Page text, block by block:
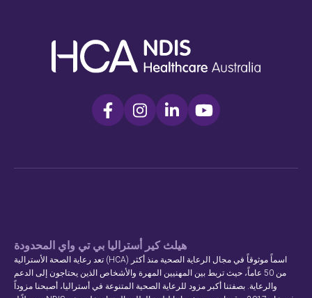
هيلث كير أستراليا بي تي واي المحدودة
تعد رعاية الصحة الأسترالية (HCA) اسماً موثوقاً في مجال الرعاية الصحية منذ أكثر
من 50 عاماً، حيث تربط بين المهنيين المهرة والأشخاص الذين يحتاجون إلى الدعم
والرعاية. بصفتنا أكبر مزود للرعاية الصحية المتنوعة في أستراليا، أصبحنا مزوداً